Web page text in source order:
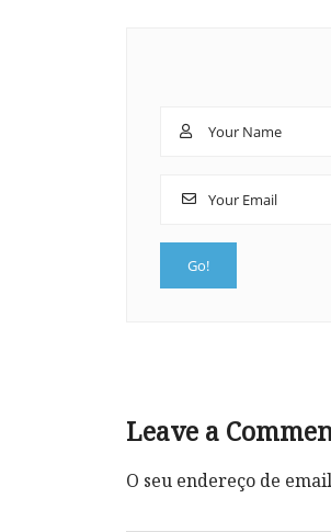
Leave a
O seu endereço de